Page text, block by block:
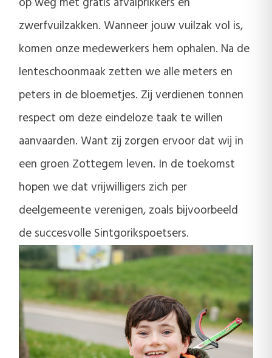
zwerfvuilzakken. Wanneer jouw vuilzak vol is,
komen onze medewerkers hem ophalen. Na de
lenteschoonmaak zetten we alle meters en
peters in de bloemetjes. Zij verdienen tonnen
respect om deze eindeloze taak te willen
aanvaarden. Want zij zorgen ervoor dat wij in
een groen Zottegem leven. In de toekomst
hopen we dat vrijwilligers zich per
deelgemeente verenigen, zoals bijvoorbeeld
de succesvolle Sintgorikspoetsers.